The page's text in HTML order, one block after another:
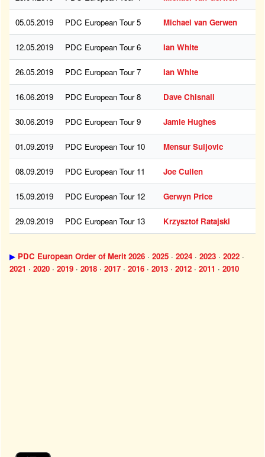
05.05.2019 PDC European Tour 5 Michael van Gerwen
12.05.2019 PDC European Tour 6 Ian White
26.05.2019 PDC European Tour 7 Ian White
16.06.2019 PDC European Tour 8 Dave Chisnall
30.06.2019 PDC European Tour 9 Jamie Hughes
01.09.2019 PDC European Tour 10 Mensur Suljovic
08.09.2019 PDC European Tour 11 Joe Cullen
15.09.2019 PDC European Tour 12 Gerwyn Price
29.09.2019 PDC European Tour 13 Krzysztof Ratajski
▶ PDC European Order of Merit 2026 · 2025 · 2024 · 2023 · 2022 ·
2021 · 2020 · 2019 · 2018 · 2017 · 2016 · 2013 · 2012 · 2011 · 2010